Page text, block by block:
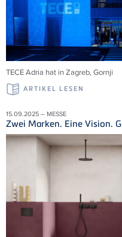
TECEAdria hat in Zagreb,Gornji
ARTIKEL LESEN
15.09.2025 – MESSE
Zwei Marken. Eine Vision.